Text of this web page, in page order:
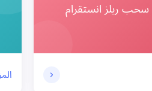
سحب ريلز انستقرام